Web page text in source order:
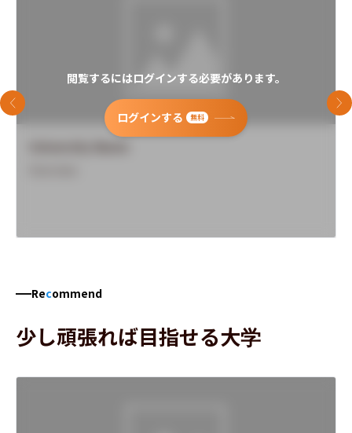
閲覧するにはログインする必要があります。
ログインする 無料
前のスライド 次
Recommend
少し頑張れば目指せる大学